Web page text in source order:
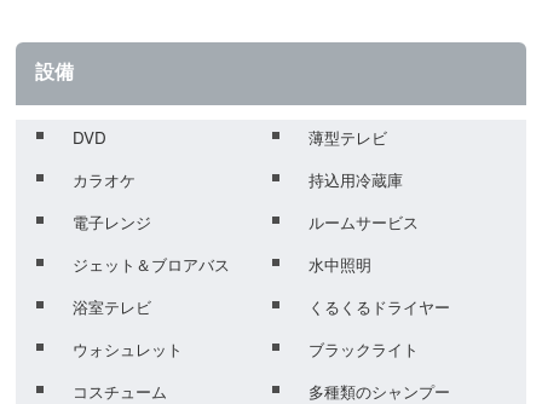
設備
DVD
薄型テレビ
カラオケ
持込用冷蔵庫
電子レンジ
ルームサービス
ジェット＆ブロアバス
水中照明
浴室テレビ
くるくるドライヤー
ウォシュレット
ブラックライト
コスチューム
多種類のシャンプー